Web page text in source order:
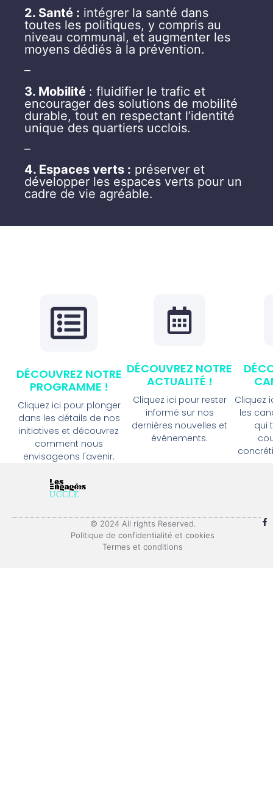
2. Santé : intégrer la santé dans
toutes les politiques, y compris au
niveau communal, et augmenter les
moyens dédiés à la prévention.
–
3. Mobilité : fluidifier le trafic et
encourager des solutions de mobilité
durable, tout en respectant l’identité
unique des quartiers ucclois.
–
4. Espaces verts : préserver et
développer les espaces verts pour un
cadre de vie agréable.
DÉCOUVREZ NOTRE
PROGRAMME !
Cliquez ici pour plonger
dans les détails de nos
initiatives et découvrez
comment nous
envisageons l'avenir.
DÉCOUVREZ NOTRE
ACTUALITÉ !
Cliquez ici pour rester
informé sur nos
dernières nouvelles et
événements.
Cliquez
les
qui
© 2024 All rights Reserved.
Politique de confidentialité et cookies
Termes et conditions